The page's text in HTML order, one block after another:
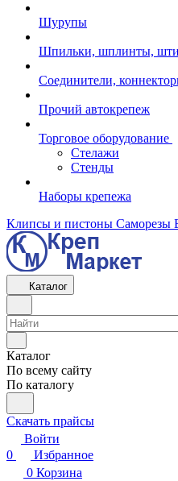
Шурупы
Шпильки, шплинты,
Соединители,
Прочий автокрепеж
Торговое оборудование
Стелажи
Стенды
Наборы крепежа
Клипсы и пистоны Саморезы
Каталог
Каталог
По всему сайту
По каталогу
Скачать прайсы
Войти
0
Избранное
0 Корзина